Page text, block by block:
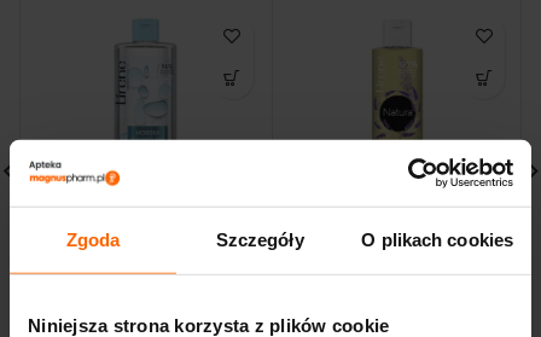
Zgoda Szczegóły O plikach cookies
Niniejsza strona korzysta z plików cookie
LIRENE WYGŁADZAJĄCA
WODA MICELARNA woda
13,13 zł
LIRENE Natura
27,49